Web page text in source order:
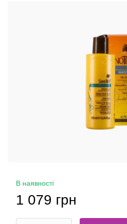
В наявності
1 079 грн